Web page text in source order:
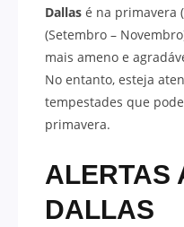
Dallas é na primavera
(Setembro –
mais ameno e
No entanto, esteja
tempestades que
primavera.
ALERTAS
DALLAS